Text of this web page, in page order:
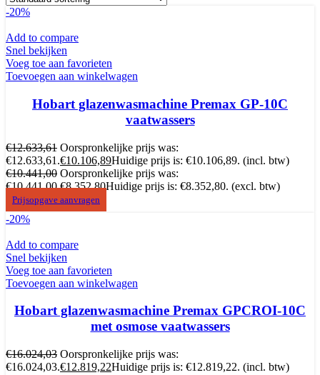
-20%
Add to compare
Snel bekijken
Voeg toe aan favorieten
Toevoegen aan winkelwagen
Hobart glazenwasmachine Premax GP-10C
vaatwassers
€12.633,61 Oorspronkelijke prijs was:
€12.633,61.€10.106,89Huidige prijs is: €10.106,89. (incl. btw)
€10.441,00 Oorspronkelijke prijs was:
€10.441,00.€8.352,80Huidige prijs is: €8.352,80. (excl. btw)
Prijsopgave aanvragen
-20%
Add to compare
Snel bekijken
Voeg toe aan favorieten
Toevoegen aan winkelwagen
Hobart glazenwasmachine Premax GPCROI-10C
met osmose vaatwassers
€16.024,03 Oorspronkelijke prijs was:
€16.024,03.€12.819,22Huidige prijs is: €12.819,22. (incl. btw)